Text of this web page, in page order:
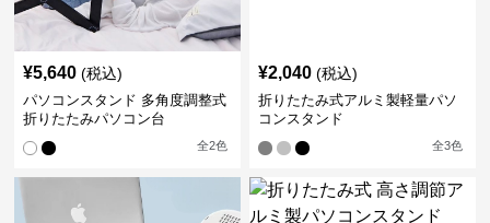
¥5,640 (税込)
パソコンスタンド 多角度調整式
折りたたみパソコン台
全2色
¥2,040 (税込)
折りたたみ式アルミ製軽量パソ
コンスタンド
全3色